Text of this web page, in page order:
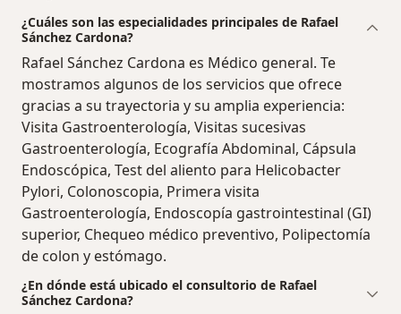
¿Cuáles son las especialidades principales de Rafael
Sánchez Cardona?
Rafael Sánchez Cardona es Médico general. Te
mostramos algunos de los servicios que ofrece
gracias a su trayectoria y su amplia experiencia:
Visita Gastroenterología, Visitas sucesivas
Gastroenterología, Ecografía Abdominal, Cápsula
Endoscópica, Test del aliento para Helicobacter
Pylori, Colonoscopia, Primera visita
Gastroenterología, Endoscopía gastrointestinal (GI)
superior, Chequeo médico preventivo, Polipectomía
de colon y estómago.
¿En dónde está ubicado el consultorio de Rafael
Sánchez Cardona?